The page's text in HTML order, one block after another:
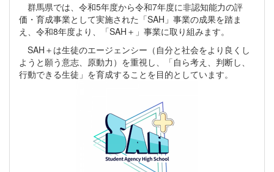
群馬県では、令和5年度から令和7年度に非認知能力の評
価・育成事業として実施された「SAH」事業の成果を踏ま
え、令和8年度より、「SAH＋」事業に取り組みます。
SAH＋は生徒のエージェンシー（自分と社会をより良くし
ようと願う意志、原動力）を重視し、「自ら考え、判断し、
行動できる生徒」を育成することを目的としています。